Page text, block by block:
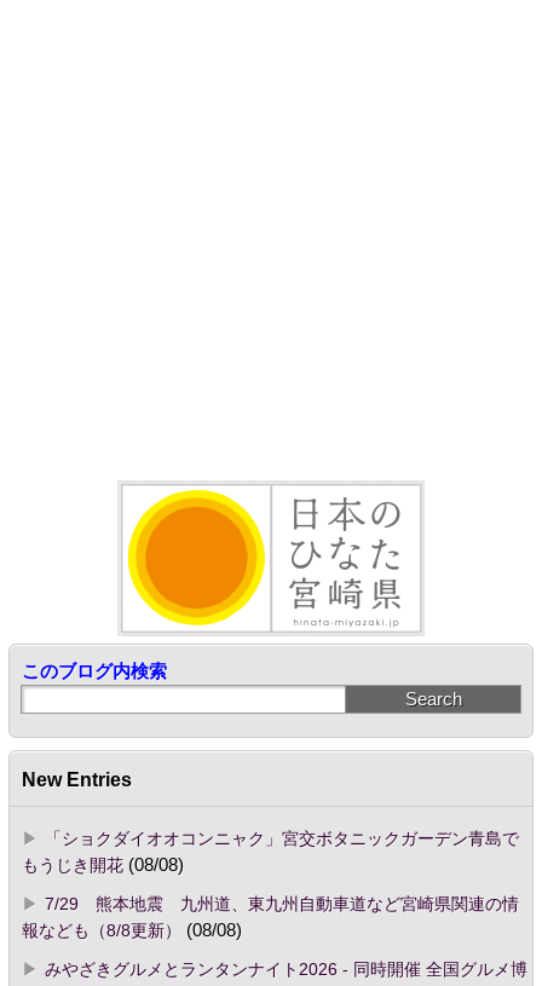
このブログ内検索
New Entries
「ショクダイオオコンニャク」宮交ボタニックガーデン青島で
もうじき開花(08/08)
7/29 熊本地震 九州道、東九州自動車道など宮崎県関連の情
報なども（8/8更新）
(08/08)
みやざきグルメとランタンナイト2026 - 同時開催 全国グルメ博